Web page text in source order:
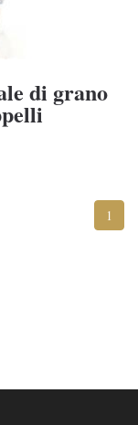
di grano
1